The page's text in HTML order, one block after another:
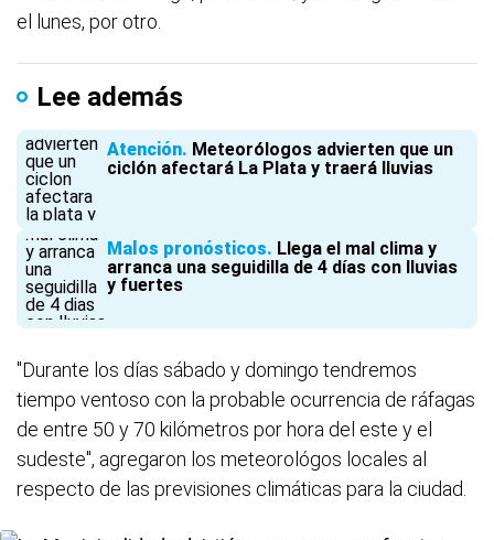
el lunes, por otro.
Lee además
Atención Meteorólogos advierten que un
ciclón afectará La Plata y traerá lluvias
Malos pronósticos Llega el mal clima y
arranca una seguidilla de 4 días con lluvias
y fuertes
"Durante los días sábado y domingo tendremos
tiempo ventoso con la probable ocurrencia de ráfagas
de entre 50 y 70 kilómetros por hora del este y el
sudeste", agregaron los meteorológos locales al
respecto de las previsiones climáticas para la ciudad.